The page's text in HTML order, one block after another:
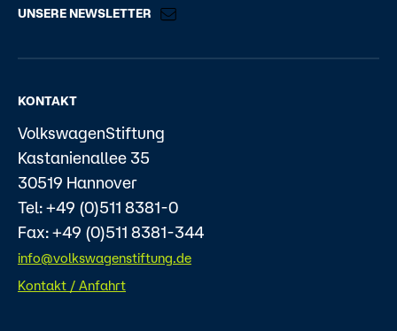
UNSERE NEWSLETTER
KONTAKT
VolkswagenStiftung
Kastanienallee 35
30519 Hannover
Tel: +49 (0)511 8381-0
Fax: +49 (0)511 8381-344
info@volkswagenstiftung.de
Kontakt / Anfahrt